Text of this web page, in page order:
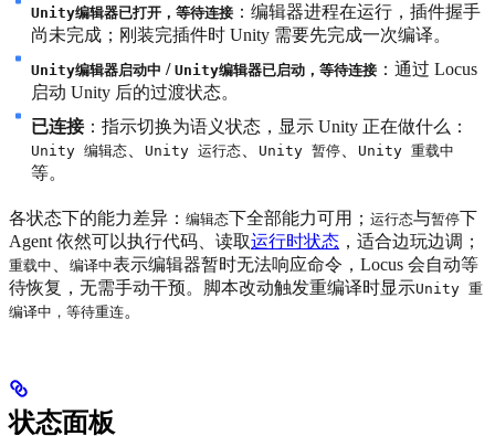
Unity编辑器已打开，等待连接 ：编辑器进程在运行，插件握手
尚未完成；刚装完插件时 Unity 需要先完成一次编译。
Unity编辑器启动中 /Unity编辑器已启动，等待连接 ：通过 Locus
启动 Unity 后的过渡状态。
已连接：指示切换为语义状态，显示 Unity 正在做什么：
Unity 编辑态 Unity 运行态 Unity 暂停 Unity 重载中
等。
各状态下的能力差异： 编辑态下全部能力可用； 运行态与暂停下
Agent 依然可以执行代码、读取运行时状态 ，适合边玩边调；
重载中 编译中表示编辑器暂时无法响应命令，Locus 会自动等
待恢复，无需手动干预。脚本改动触发重编译时显示Unity 重
编译中，等待重连。
状态面板